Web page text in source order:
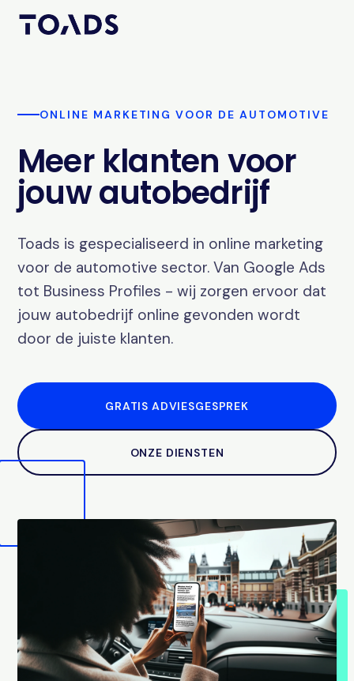
ONLINE MARKETING VOOR DE AUTOMOTIVE
Meer klanten voor
jouw autobedrijf
Toads is gespecialiseerd in online marketing
voor de automotive sector. Van Google Ads
tot Business Profiles - wij zorgen ervoor dat
jouw autobedrijf online gevonden wordt
door de juiste klanten.
GRATIS ADVIESGESPREK
ONZE DIENSTEN